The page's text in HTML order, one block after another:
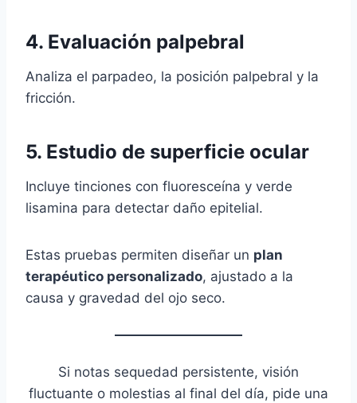
4. Evaluación palpebral
Analiza el parpadeo, la posición palpebral y la
fricción.
5. Estudio de superficie ocular
Incluye tinciones con fluoresceína y verde
lisamina para detectar daño epitelial.
Estas pruebas permiten diseñar un plan
terapéutico personalizado, ajustado a la
causa y gravedad del ojo seco.
Si notas sequedad persistente, visión
fluctuante o molestias al final del día, pide una